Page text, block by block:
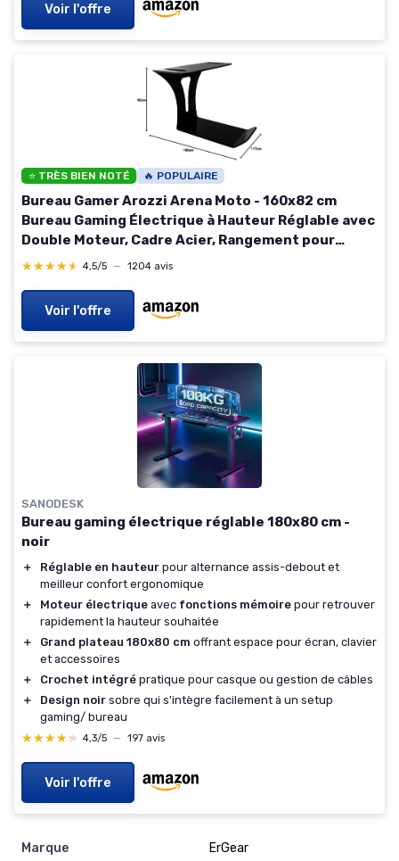
Voir l'offre
⭐ TRÈS BIEN NOTÉ 🔥 POPULAIRE
Bureau Gamer Arozzi Arena Moto - 160x82 cm
Bureau Gaming Électrique à Hauteur Réglable avec
Double Moteur, Cadre Acier, Rangement pour
Câbles - Tapis de Souris Lavable Intégral - Noir
★★★★★
★★★★★ 4,5/5 — 1204 avis
Voir l'offre
SANODESK
Bureau gaming électrique réglable 180x80 cm -
noir
＋ Réglable en hauteur pour alternance assis-debout et
meilleur confort ergonomique
＋
Moteur électrique avec fonctions mémoire pour retrouver
rapidement la hauteur souhaitée
＋
Grand plateau 180x80 cm offrant espace pour écran, clavier
et accessoires
＋
Crochet intégré pratique pour casque ou gestion de câbles
＋
Design noir sobre qui s'intègre facilement à un setup
gaming/ bureau
★★★★★
★★★★★ 4,3/5 — 197 avis
Voir l'offre
Marque ErGear